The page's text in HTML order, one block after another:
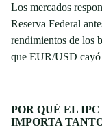
Los mercados
Reserva Federal
rendimientos de los
que EUR/USD
POR QUÉ EL
IMPORTA